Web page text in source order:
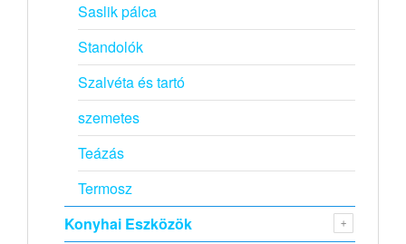
Saslik pálca
Standolók
Szalvéta és tartó
szemetes
Teázás
Termosz
Konyhai Eszközök